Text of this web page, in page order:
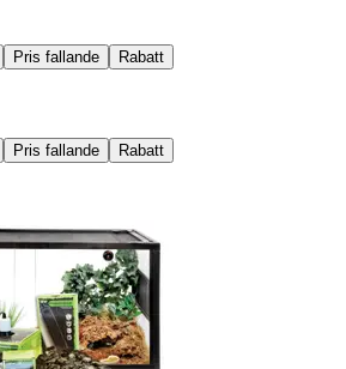
Pris fallande Rabatt
Pris fallande Rabatt